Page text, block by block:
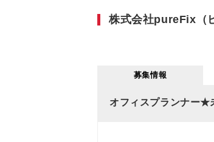
株式会社pureFix（
募集情報
オフィスプランナー★